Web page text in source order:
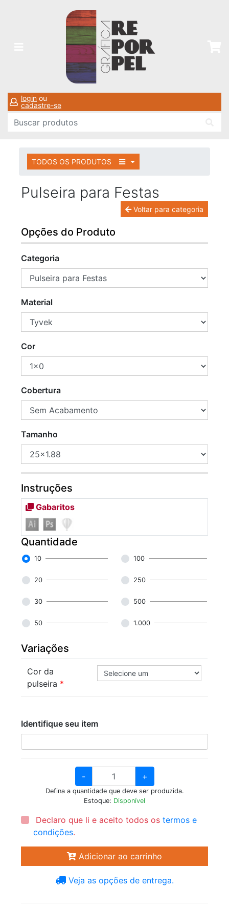
login ou
cadastre-se
TODOS OS PRODUTOS
Pulseira para Festas
Voltar para categoria
Opções do Produto
Categoria
Material
Cor
Cobertura
Tamanho
Instruções
Gabaritos
Quantidade
10 100
20 250
30 500
50 1.000
Variações
Cor da
pulseira
Identifique seu item
- +
Defina a quantidade que deve ser produzida.
Estoque: Disponível
Declaro que li e aceito todos ostermos e
condições.
Adicionar ao carrinho
Veja as opções de entrega.